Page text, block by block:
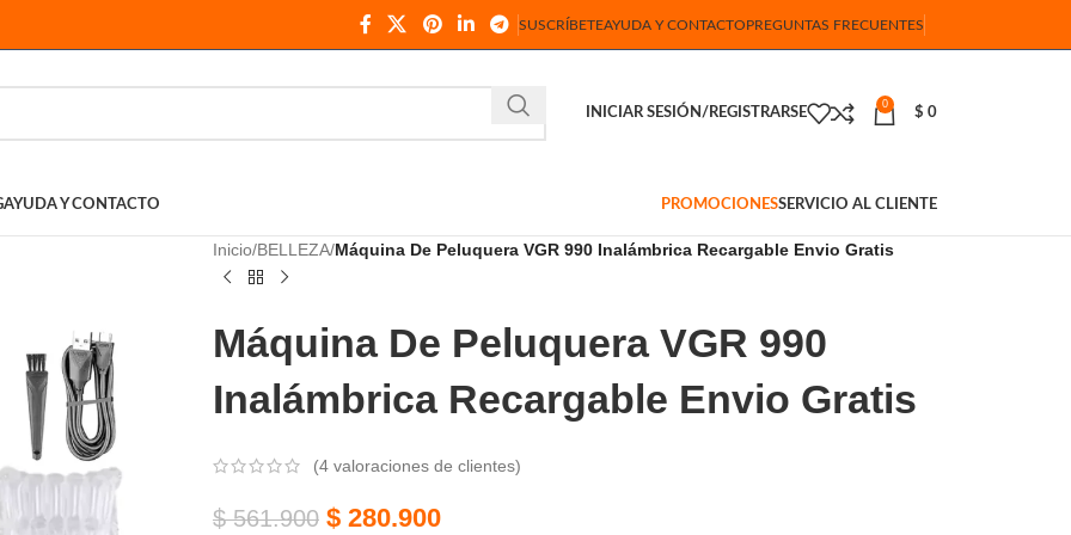
SUSCRÍBETEAYUDA Y CONTACTOPREGUNTAS FRECUENTES
INICIAR SESIÓN/REGISTRARSE
0
$ 0
AYUDA Y CONTACTO PROMOCIONESSERVICIO AL CLIENTE
Inicio BELLEZA Máquina De Peluquera VGR 990 Inalámbrica Recargable Envio Gratis
Máquina De Peluquera VGR 990
Inalámbrica Recargable Envio Gratis
(4valoraciones de clientes)
$561.900 $280.900